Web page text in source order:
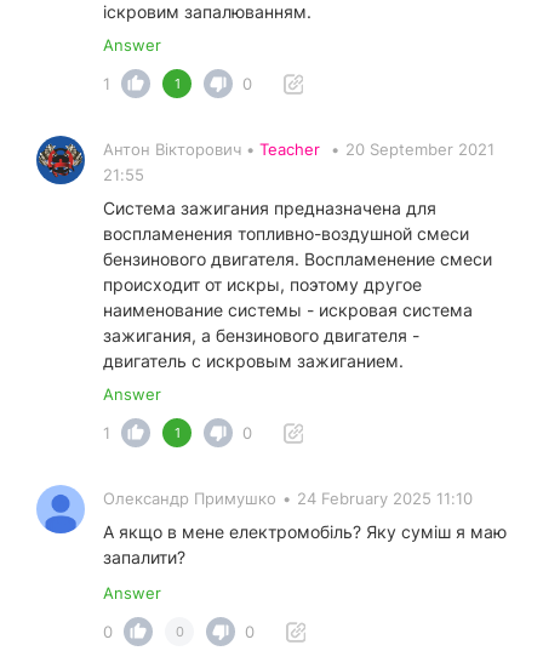
іскровим запалюванням.
Answer
1
1 0
Антон Вікторович • Teacher • 20 September 2021
21:55
Система зажигания предназначена для
воспламенения топливно-воздушной смеси
бензинового двигателя. Воспламенение смеси
происходит от искры, поэтому другое
наименование системы - искровая система
зажигания, а бензинового двигателя -
двигатель с искровым зажиганием.
Answer
1
1 0
Олександр Примушко • 24 February 2025 11:10
А якщо в мене електромобіль? Яку суміш я маю
запалити?
Answer
0
0 0